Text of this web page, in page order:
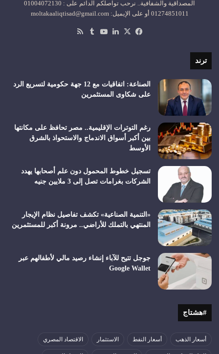
المصداقية والشفافية.. نرحب تواصلكم الدائم على : 01004072130
01274851011 أو على الإيميل: moltakaaliqtisad@gmail.com
فيسبوك
‫X لينكدإن‫YouTube
ترند
الصناعة: اتفاقيات مع 12 جهة حكومية لتسريع الرد
على شكاوى المستثمرين
رغم التوترات الإقليمية.. مصر تحافظ على مكانتها
بين أكبر أسواق الاندماج والاستحواذ بالشرق
الأوسط
تسجيل خطوط المحمول دون علم أصحابها يهدد
الشركات بغرامات تصل إلى 3 ملايين جنيه
«التنمية الصناعية» تكشف تفاصيل نظام الإيجار
المنتهي بالتملك للأراضي.. مرونة أكبر للمستثمرين
جوجل تتيح للآباء إنشاء رصيد مالي لأطفالهم عبر
Google Wallet
#هشتاج
أسعار الذهب أسعار النفط الاستثمار الاقتصاد المصري